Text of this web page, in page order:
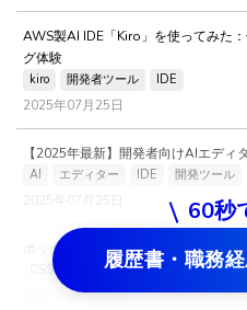
AWS製AI IDE「Kiro」を使ってみた
グ体験
kiro 開発者ツール IDE
2025年07月25日
【2025年最新】開発者向けAIエディ
AI エディター IDE 開発ツール
2025年07月25日
ボックスモデルとは？基本概念を図
CSS初心者 CSS ボックスモデル
2025年03月11日
60秒
履歴書・職務